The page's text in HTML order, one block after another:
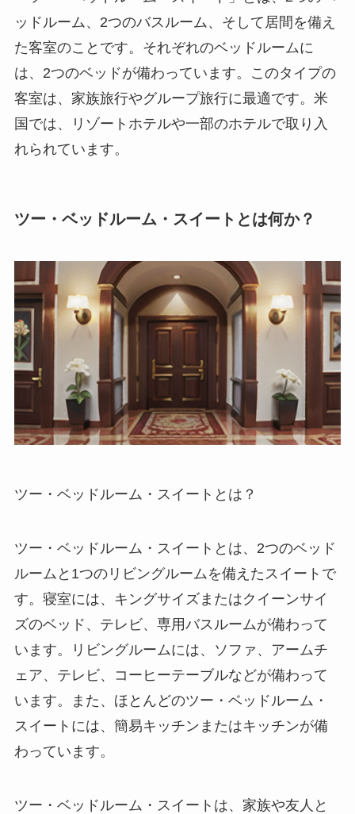
ッドルーム、2つのバスルーム、そして居間を備え
た客室のことです。それぞれのベッドルームに
は、2つのベッドが備わっています。このタイプの
客室は、家族旅行やグループ旅行に最適です。米
国では、リゾートホテルや一部のホテルで取り入
れられています。
ツー・ベッドルーム・スイートとは何か？
ツー・ベッドルーム・スイートとは ？
ツー・ベッドルーム・スイート とは、2つのベッド
ルームと1つのリビングルームを備えたスイートで
す。寝室には、キングサイズまたはクイーンサイ
ズのベッド、テレビ、専用バスルームが備わって
います。リビングルームには、ソファ、アームチ
ェア、テレビ、コーヒーテーブルなどが備わって
います。また、ほとんどのツー・ベッドルーム・
スイートには、簡易キッチンまたはキッチンが備
わっています。
ツー・ベッドルーム・スイートは、家族や友人と